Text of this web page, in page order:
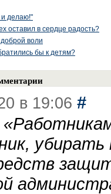
делаю!"
оставил в сердце радость?
воли
бы к детям?
в 19:06 #
«
убирать